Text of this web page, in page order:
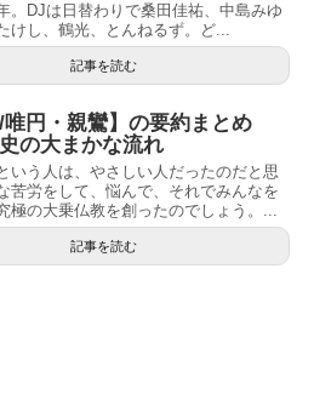
。DJは日替わりで桑田佳祐、中島みゆ
けし、鶴光、とんねるず。ど...
記事を読む
/唯円・親鸞】の要約まとめ
の大まかな流れ
いう人は、やさしい人だったのだと思
苦労をして、悩んで、それでみんなを
極の大乗仏教を創ったのでしょう。...
記事を読む